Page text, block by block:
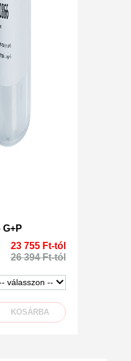
23 755 Ft-tól
26 394 Ft-tól
KOSÁRBA